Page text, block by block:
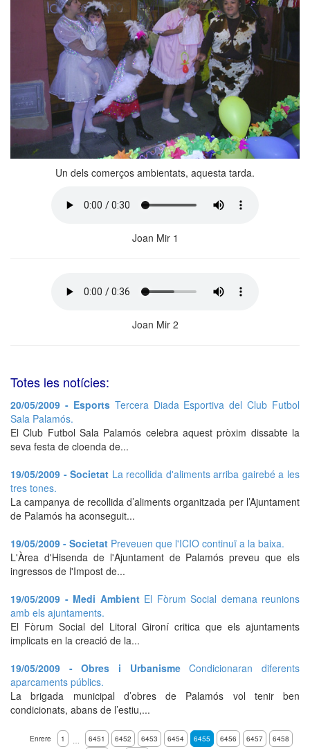
Un dels comerços ambientats, aquesta tarda.
Joan Mir 1
Joan Mir 2
Totes les notícies:
20/05/2009 - Esports Tercera Diada Esportiva del Club Futbol
Sala Palamós.
El Club Futbol Sala Palamós celebra aquest pròxim dissabte la
seva festa de cloenda de...
19/05/2009 - Societat La recollida d'aliments arriba gairebé a les
tres tones.
La campanya de recollida d’aliments organitzada per l’Ajuntament
de Palamós ha aconseguit...
19/05/2009 - Societat Preveuen que l'ICIO continuï a la baixa.
L'Àrea d'Hisenda de l'Ajuntament de Palamós preveu que els
ingressos de l'Impost de...
19/05/2009 - Medi Ambient El Fòrum Social demana reunions
amb els ajuntaments.
El Fòrum Social del Litoral Gironí critica que els ajuntaments
implicats en la creació de la...
19/05/2009 - Obres i UrbanismeCondicionaran diferents
aparcaments públics.
La brigada municipal d’obres de Palamós vol tenir ben
condicionats, abans de l’estiu,...
Enrere 1 … 6451 6452 6453 6454 6455 6456 6457 6458